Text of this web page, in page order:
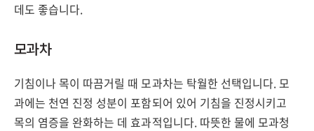
데도 좋습니다.
모과차
기침이나 목이 따끔거릴 때 모과차는 탁월한 선택입니다. 모
과에는 천연 진정 성분이 포함되어 있어 기침을 진정시키고
목의 염증을 완화하는 데 효과적입니다. 따뜻한 물에 모과청